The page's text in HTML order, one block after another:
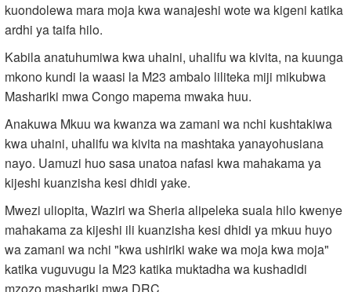
kuondolewa mara moja kwa wanajeshi wote wa kigeni katika
ardhi ya taifa hilo.
Kabila anatuhumiwa kwa uhaini, uhalifu wa kivita, na kuunga
mkono kundi la waasi la M23 ambalo liliteka miji mikubwa
Mashariki mwa Congo mapema mwaka huu.
Anakuwa Mkuu wa kwanza wa zamani wa nchi kushtakiwa
kwa uhaini, uhalifu wa kivita na mashtaka yanayohusiana
nayo. Uamuzi huo sasa unatoa nafasi kwa mahakama ya
kijeshi kuanzisha kesi dhidi yake.
Mwezi uliopita, Waziri wa Sheria alipeleka suala hilo kwenye
mahakama za kijeshi ili kuanzisha kesi dhidi ya mkuu huyo
wa zamani wa nchi "kwa ushiriki wake wa moja kwa moja"
katika vuguvugu la M23 katika muktadha wa kushadidi